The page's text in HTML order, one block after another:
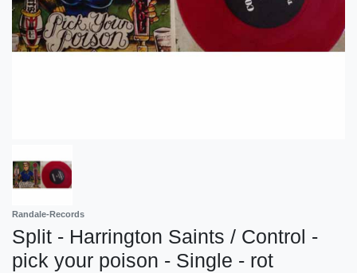
Randale-Records
Split - Harrington Saints / Control -
pick your poison - Single - rot